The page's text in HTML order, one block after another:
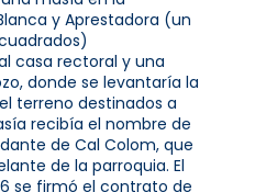
y Aprestadora (un
casa rectoral y una
donde se levantaría la
terreno destinados a
recibía el nombre de
de Cal Colom, que
de la parroquia. El
se firmó el contrato de